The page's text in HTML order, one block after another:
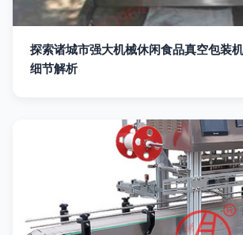
探索诸城市强大机械休闲食品真空包装
细节解析